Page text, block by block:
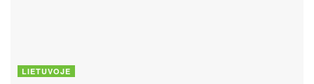
LIETUVOJE